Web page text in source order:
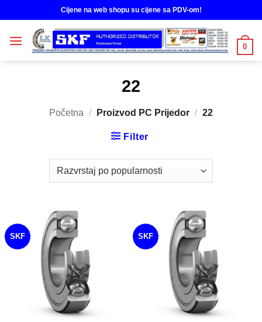
to
content
Cijene na web shopu su cijene sa PDV-om!
0
22
Početna / Proizvod PC Prijedor / 22
Filter
SKF SKF